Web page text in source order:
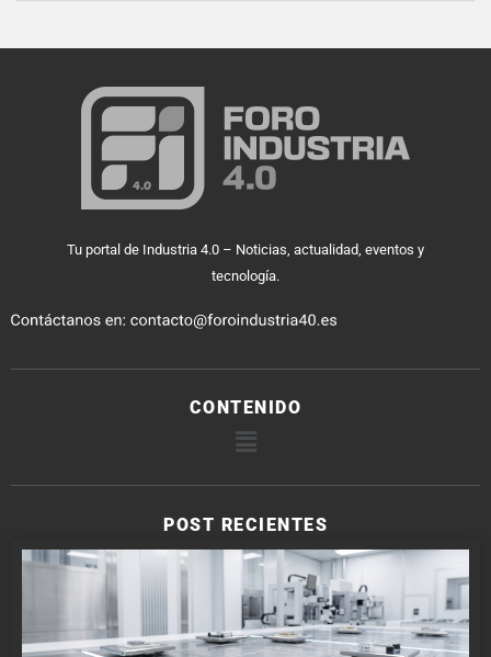
Tu portal de Industria 4.0 – Noticias, actualidad, eventos y
tecnología.
CONTENIDO
POST RECIENTES